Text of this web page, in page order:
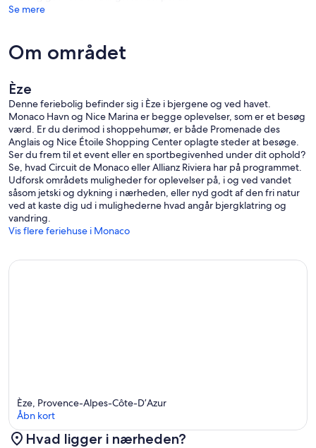
• International konkurrence fyrværkeri Pyromélodiques (juli /
Laty
'
Se mere
Om området
Èze
Denne feriebolig befinder sig i Èze i bjergene og ved havet.
Monaco Havn og Nice Marina er begge oplevelser, som er et besøg
værd. Er du derimod i shoppehumør, er både Promenade des
Anglais og Nice Étoile Shopping Center oplagte steder at besøge.
Ser du frem til et event eller en sportbegivenhed under dit ophold?
Se, hvad Circuit de Monaco eller Allianz Riviera har på programmet.
Udforsk områdets muligheder for oplevelser på, i og ved vandet
såsom jetski og dykning i nærheden, eller nyd godt af den fri natur
ved at kaste dig ud i mulighederne hvad angår bjergklatring og
vandring.
Vis flere feriehuse i Monaco
Èze, Provence-Alpes-Côte-D’Azur
Åbn kort
Hvad ligger i nærheden?